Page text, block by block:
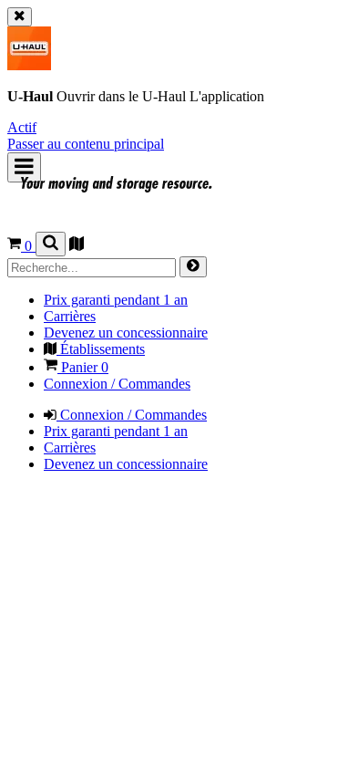
U-Haul Ouvrir dans le U-Haul L'application
Actif
Passer au contenu principal
0
Prix garanti pendant 1 an
Carrières
Devenez un concessionnaire
Établissements
Panier0
Connexion / Commandes
Connexion / Commandes
Prix garanti pendant 1 an
Carrières
Devenez un concessionnaire